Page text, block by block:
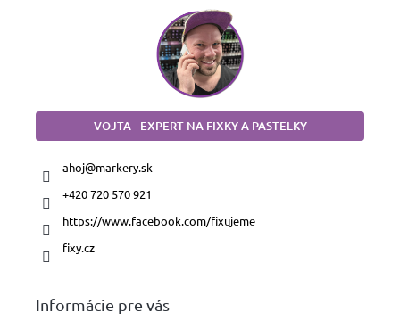
VOJTA - EXPERT NA FIXKY A PASTELKY
ahoj@markery.sk
+420 720 570 921
https://www.facebook.com/fixujeme
fixy.cz
Informácie pre vás